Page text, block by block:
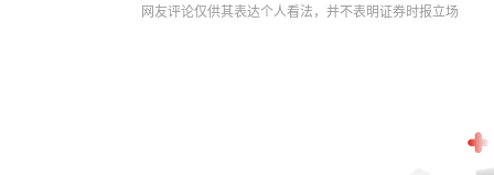
网友评论仅供其表达个人看法，并不表明证券时报立场